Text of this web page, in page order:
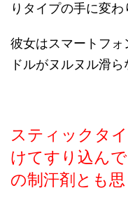
りタイプの手に変わ
彼女はスマートフ
ドルがヌルヌル滑
スティックタ
けてすり込ん
の制汗剤とも